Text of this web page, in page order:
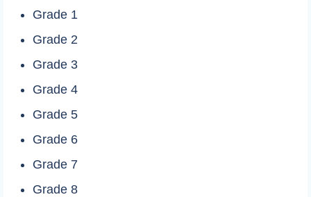
Grade 1
Grade 2
Grade 3
Grade 4
Grade 5
Grade 6
Grade 7
Grade 8